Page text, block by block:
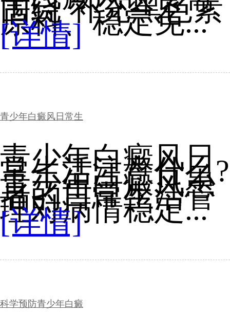
围绕 补充黑色素
原料、稳定免...
[详情]
青少年白癜风日常生
青少年白癜风日
常生活注意什么?
青少年白癜风患
者的日常生活管
理对病情稳定...
[详情]
科学预防青少年白癜